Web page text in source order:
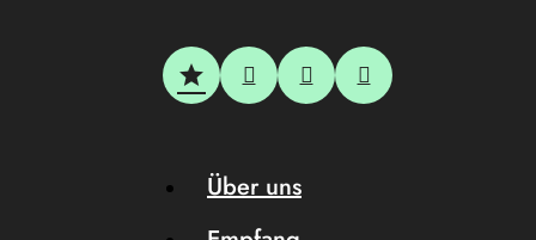
Über uns